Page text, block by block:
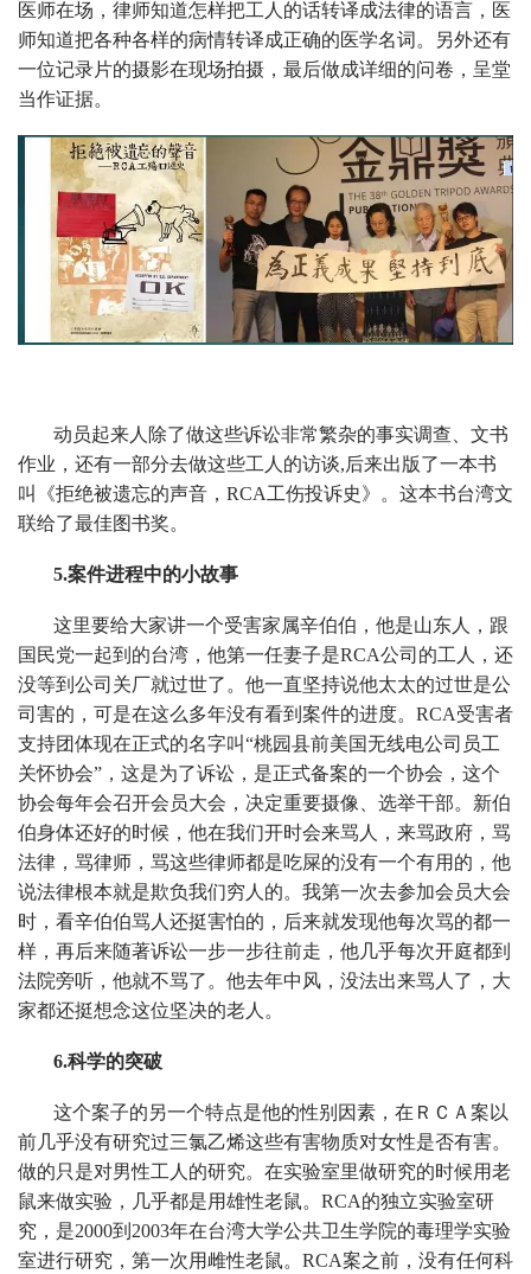
医师在场，律师知道怎样把工人的话转译成法律的语言，医
师知道把各种各样的病情转译成正确的医学名词。另外还有
一位记录片的摄影在现场拍摄，最后做成详细的问卷，呈堂
当作证据。
动员起来人除了做这些诉讼非常繁杂的事实调查、文书
作业，还有一部分去做这些工人的访谈,后来出版了一本书
叫《拒绝被遗忘的声音，RCA工伤投诉史》。这本书台湾文
联给了最佳图书奖。
5.案件进程中的小故事
这里要给大家讲一个受害家属辛伯伯，他是山东人，跟
国民党一起到的台湾，他第一任妻子是RCA公司的工人，还
没等到公司关厂就过世了。他一直坚持说他太太的过世是公
司害的，可是在这么多年没有看到案件的进度。RCA受害者
支持团体现在正式的名字叫“桃园县前美国无线电公司员工
关怀协会”，这是为了诉讼，是正式备案的一个协会，这个
协会每年会召开会员大会，决定重要摄像、选举干部。新伯
伯身体还好的时候，他在我们开时会来骂人，来骂政府，骂
法律，骂律师，骂这些律师都是吃屎的没有一个有用的，他
说法律根本就是欺负我们穷人的。我第一次去参加会员大会
时，看辛伯伯骂人还挺害怕的，后来就发现他每次骂的都一
样，再后来随著诉讼一步一步往前走，他几乎每次开庭都到
法院旁听，他就不骂了。他去年中风，没法出来骂人了，大
家都还挺想念这位坚决的老人。
6.科学的突破
这个案子的另一个特点是他的性别因素，在ＲＣＡ案以
前几乎没有研究过三氯乙烯这些有害物质对女性是否有害。
做的只是对男性工人的研究。在实验室里做研究的时候用老
鼠来做实验，几乎都是用雄性老鼠。RCA的独立实验室研
究，是2000到2003年在台湾大学公共卫生学院的毒理学实验
室进行研究，第一次用雌性老鼠。RCA案之前，没有任何科